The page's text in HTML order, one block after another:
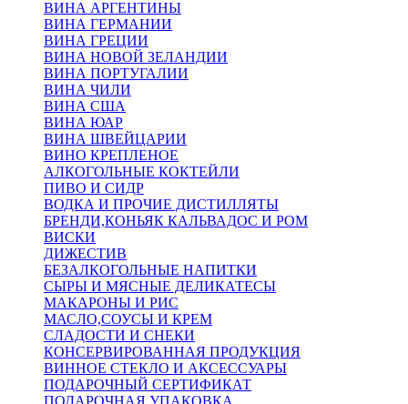
ВИНА АРГЕНТИНЫ
ВИНА ГЕРМАНИИ
ВИНА ГРЕЦИИ
ВИНА НОВОЙ ЗЕЛАНДИИ
ВИНА ПОРТУГАЛИИ
ВИНА ЧИЛИ
ВИНА США
ВИНА ЮАР
ВИНА ШВЕЙЦАРИИ
ВИНО КРЕПЛЕНОЕ
АЛКОГОЛЬНЫЕ КОКТЕЙЛИ
ПИВО И СИДР
ВОДКА И ПРОЧИЕ ДИСТИЛЛЯТЫ
БРЕНДИ,КОНЬЯК КАЛЬВАДОС И РОМ
ВИСКИ
ДИЖЕСТИВ
БЕЗАЛКОГОЛЬНЫЕ НАПИТКИ
СЫРЫ И МЯСНЫЕ ДЕЛИКАТЕСЫ
МАКАРОНЫ И РИС
МАСЛО,СОУСЫ И КРЕМ
СЛАДОСТИ И СНЕКИ
КОНСЕРВИРОВАННАЯ ПРОДУКЦИЯ
ВИННОЕ СТЕКЛО И АКСЕССУАРЫ
ПОДАРОЧНЫЙ СЕРТИФИКАТ